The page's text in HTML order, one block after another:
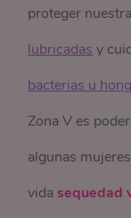
proteger
lubricadas y
bacterias u
Zona V es
algunas
vidasequedad